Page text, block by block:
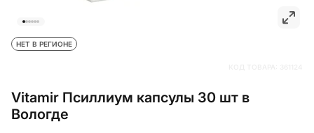
Vitamir Псиллиум капсулы 30 шт в
Вологде
НЕТ В РЕГИОНЕ